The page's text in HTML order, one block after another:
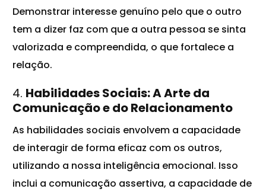
Demonstrar interesse genuíno pelo que o outro
tem a dizer faz com que a outra pessoa se sinta
valorizada e compreendida, o que fortalece a
relação.
4. Habilidades Sociais: A Arte da
Comunicação e do Relacionamento
As habilidades sociais envolvem a capacidade
de interagir de forma eficaz com os outros,
utilizando a nossa inteligência emocional. Isso
inclui a comunicação assertiva, a capacidade de